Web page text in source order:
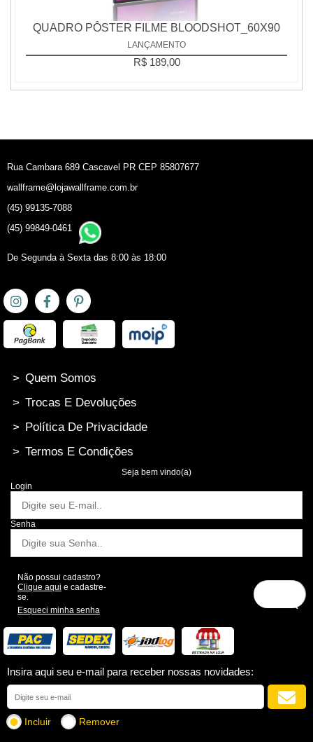
QUADRO PÔSTER FILME BLOODSHOT_60X90
LANÇAMENTO
R$ 189,00
Rua Cambara 689 Cascavel PR CEP 85807677
wallframe@lojawallframe.com.br
(45) 99135-7088
(45) 99849-0461
De Segunda à Sexta das 8:00 às 18:00
> Quem Somos
> Trocas E Devoluções
> Política De Privacidade
> Termos E Condições
Seja bem vindo(a)
Login
Senha
Não possui cadastro?
Clique aqui e cadastre-
se.
Esqueci minha senha
Insira aqui seu e-mail para receber nossas novidades:
Incluir Remover